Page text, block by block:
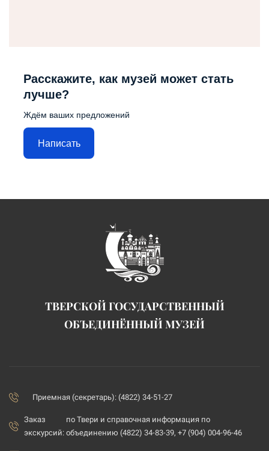
Расскажите, как музей может стать
лучше?
Ждём ваших предложений
Написать
ТВЕРСКОЙ ГОСУДАРСТВЕННЫЙ
ОБЪЕДИНЁННЫЙ МУЗЕЙ
Приемная (секретарь): (4822) 34-51-27
Заказ
экскурсий:
по Твери и справочная информация по
объединению (4822) 34-83-39, +7 (904) 004-96-46